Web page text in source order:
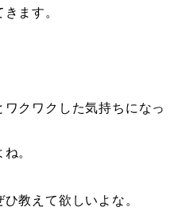
ます。
ワクワクした気持ちになっ
。
教えて欲しいよな。